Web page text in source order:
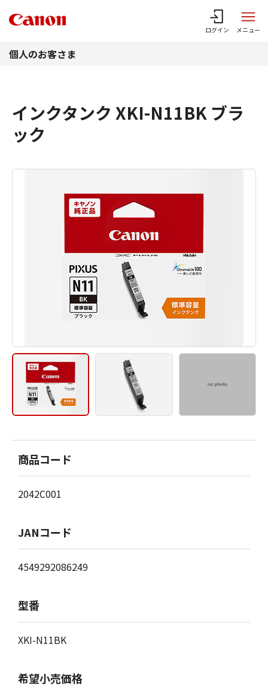
ログイン メニュー
個人のお客さま
インクタンク XKI-N11BK ブラ
ック
商品コード
2042C001
JANコード
4549292086249
型番
XKI-N11BK
希望小売価格